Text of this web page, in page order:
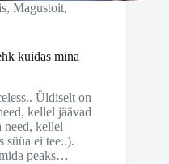
, Magustoit,
kuidas mina
Üldiselt on
kellel jäävad
need, kellel
süüa ei tee..).
peaks…